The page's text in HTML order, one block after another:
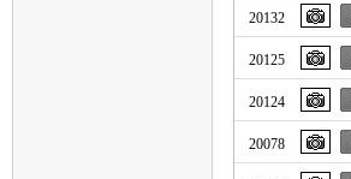
20132
20125
20124
20078